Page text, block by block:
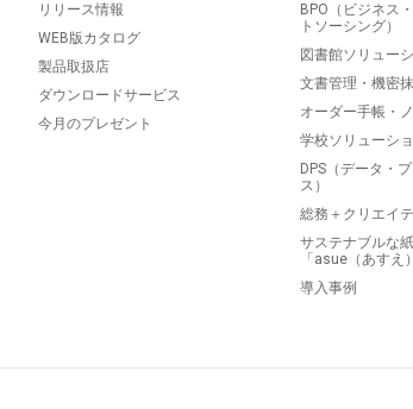
リリース情報
WEB版カタログ
製品取扱店
ダウンロードサービス
今月のプレゼント
BPO（ビジネス
トソーシング）
図書館ソリュー
文書管理・機密
オーダー手帳・
学校ソリューシ
DPS（データ・
ス）
総務＋クリエイ
サステナブルな
「asue（あすえ
導入事例